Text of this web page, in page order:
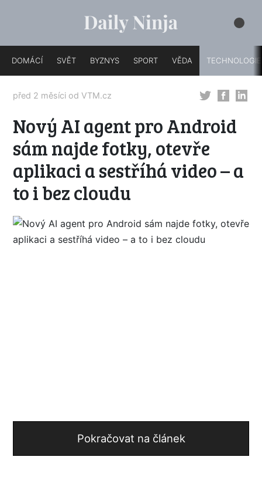
DOMÁCÍ SVĚT BYZNYS SPORT VĚDA TECHNOLOGIE
před 2 měsíci od VTM.cz
Nový AI agent pro Android
sám najde fotky, otevře
aplikaci a sestříhá video – a
to i bez cloudu
Pokračovat na článek